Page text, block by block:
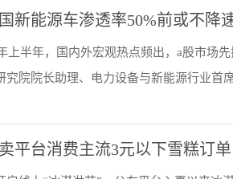
新能源车渗透率50%前或不降
上半年，国内外宏观热点频出，a股市场
究院院长助理、电力设备与新能源行业首
平台消费主流3元以下雪糕订